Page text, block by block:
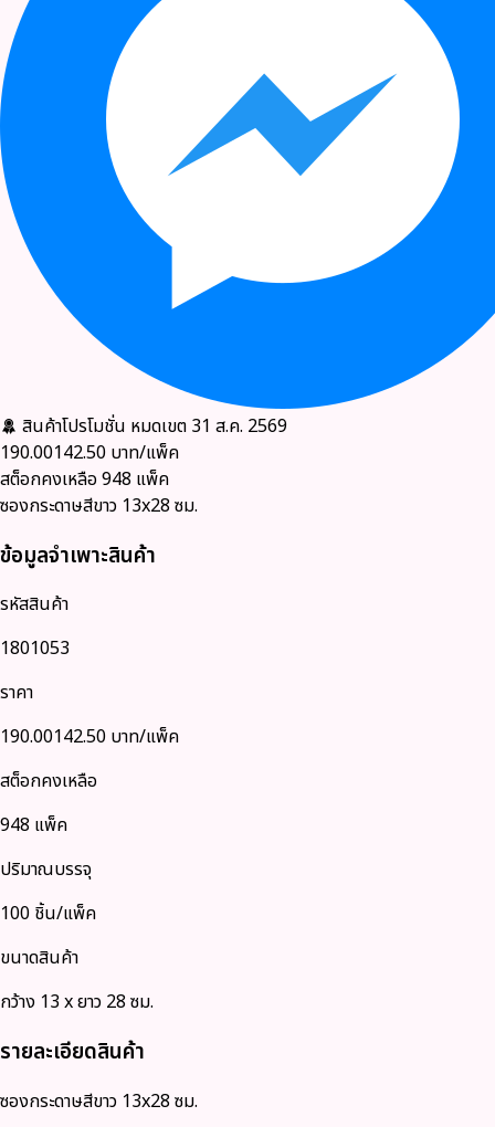
สินค้าโปรโมชั่น หมดเขต 31 ส.ค. 2569
190.00142.50 บาท/แพ็ค
สต็อกคงเหลือ 948 แพ็ค
ซองกระดาษสีขาว 13x28 ซม.
ข้อมูลจำเพาะสินค้า
รหัสสินค้า
1801053
ราคา
190.00142.50 บาท/แพ็ค
สต็อกคงเหลือ
948 แพ็ค
ปริมาณบรรจุ
100 ชิ้น/แพ็ค
ขนาดสินค้า
กว้าง 13 x ยาว 28 ซม.
รายละเอียดสินค้า
ซองกระดาษสีขาว 13x28 ซม.